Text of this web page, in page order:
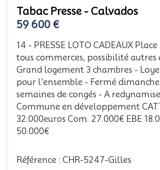
Tabac Presse - Calvados
59 600 €
14 - PRESSE LOTO CADEAUX
tous commerces, possibilité autres
Grand logement 3 chambres -
pour l'ensemble - Fermé
semaines de congés - A
Commune en développement
32.000euros Com. 27.000€ EBE
50.000€
Référence : CHR-5247-Gilles